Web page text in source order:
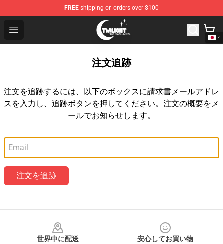
FREE shipping on orders over $100
Open menu
Twilight Store - Official Twilight Merchandise Shop
注文追跡
注文を追跡するには、以下のボックスに請求書メールアドレ
スを入力し、追跡ボタンを押してください。注文の概要をメ
ールでお知らせします。
注文を追跡
世界中に配送
安心してお買い物